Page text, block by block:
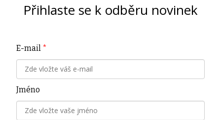
Přihlaste se k odběru novinek
E-mail *
Jméno